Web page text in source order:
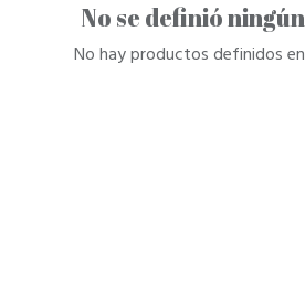
No se definió
No hay productos definidos